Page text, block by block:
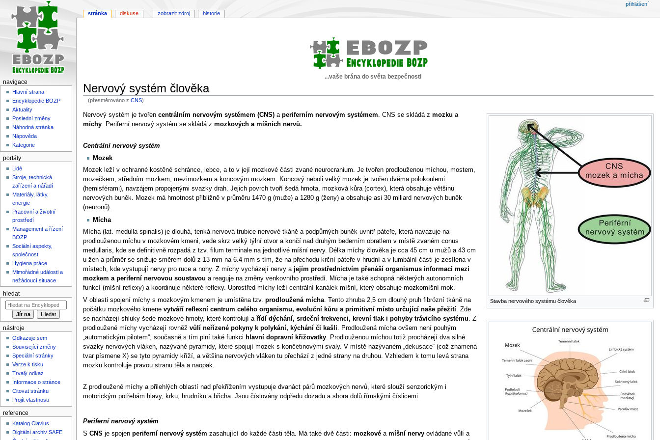
...vaše brána do světa bezpečnosti
Nervový systém člověka
(přesměrováno zCNS)
Skočit
na
Skočit
na
Stavba nervového systému člověka
Nervový systém je tvořen centrálním nervovým systémem (CNS)a periferním nervovým systémem . CNS se skládá z mozku a
míchy. Periferní nervový systém se skládá z mozkových a míšních nervů.
Centrální nervový systém
Mozek
Mozek leží v ochranné kostěné schránce, lebce, a to v její mozkové části zvané neurocranium. Je tvořen prodlouženou míchou, mostem,
mozečkem, středním mozkem, mezimozkem a koncovým mozkem. Koncový neboli velký mozek je tvořen dvěma polokoulemi
(hemisférami), navzájem propojenými svazky drah. Jejich povrch tvoří šedá hmota, mozková kůra (cortex), která obsahuje většinu
nervových buněk. Mozek má hmotnost přibližně v průměru 1470 g (muže) a 1280 g (ženy) a obsahuje asi 30 miliard nervových buněk
(neuronů).
Mícha
Mícha (lat. medulla spinalis) je dlouhá, tenká nervová trubice nervové tkáně a podpůrných buněk uvnitř páteře, která navazuje na
prodlouženou míchu v mozkovém kmeni, vede skrz velký týlní otvor a končí nad druhým bederním obratlem v místě zvaném conus
medullaris, kde se definitivně rozpadá z tzv. filum terminale na jednotlivé míšní nervy. Délka míchy člověka je cca 45 cm u mužů a 43 cm
u žen a průměr se snižuje směrem dolů z 13 mm na 6.4 mm s tím, že na přechodu krční páteře v hrudní a v lumbální části je zesílena v
místech, kde vystupují nervy pro ruce a nohy. Z míchy vycházejí nervy a jejím prostřednictvím přenáší organismus informaci mezi
mozkem a periferní nervovou soustavou a reaguje na změny venkovního prostředí. Mícha je také schopná některých autonomních
funkcí (míšní reflexy) a koordinuje některé reflexy. Uprostřed míchy leží centrální kanálek míšní, který obsahuje mozkomíšní mok.
V oblasti spojení míchy s mozkovým kmenem je umístěna tzv. prodloužená mícha. Tento zhruba 2,5 cm dlouhý pruh fibrózní tkáně na
počátku mozkového kmene vytváří reflexní centrum celého organismu, evoluční kůru a primitivní místo určující naše přežití. Zde
se nacházejí shluky šedé mozkové hmoty, které kontrolují a řídí dýchání, srdeční frekvenci, krevní tlak i pohyby trávicího systému. Z
prodloužené míchy vycházejí rovněž vůlí neřízené pokyny k polykání, kýchání či kašli. Prodloužená mícha ovšem není pouhým
„automatickým pilotem“, současně s tím plní také funkci hlavní dopravní křižovatky. Prodlouženou míchou totiž procházejí dva silné
svazky nervových vláken, nazývané pyramidy, které spojují mozek s končetinovými svaly. V místě nazývaném „dekusace“ (což znamená
tvar písmene X) se tyto pyramidy kříží, a většina nervových vláken tu přechází z jedné strany na druhou. Vzhledem k tomu levá strana
mozku kontroluje pravou stranu těla a naopak.
Z prodloužené míchy a přilehlých oblastí nad překřížením vystupuje dvanáct párů mozkových nervů, které slouží senzorickým i
motorickým potřebám hlavy, krku, hrudníku a břicha. Jsou číslovány odpředu dozadu a shora dolů římskými číslicemi.
Periferní nervový systém
S CNS je spojen periferní nervový systém zasahující do každé části těla. Má také dvě části: mozkovéa míšní nervyovládané vůlí a
stránka diskuse zobrazit zdroj historie
přihlášení
navigace
Hlavní strana
Encyklopedie BOZP
Aktuality
Poslední změny
Náhodná stránka
Nápověda
Kategorie
portály
Lidé
Stroje, technická
zařízení a nářadí
Materiály, látky,
energie
Pracovní a životní
prostředí
Management a řízení
BOZP
Sociální aspekty,
společnost
Hygiena práce
Mimořádné události a
nežádoucí situace
hledat
nástroje
Odkazuje sem
Související změny
Speciální stránky
Verze k tisku
Trvalý odkaz
Informace o stránce
Citovat stránku
Projít vlastnosti
reference
Katalog Clavius
Digitální archiv SAFE